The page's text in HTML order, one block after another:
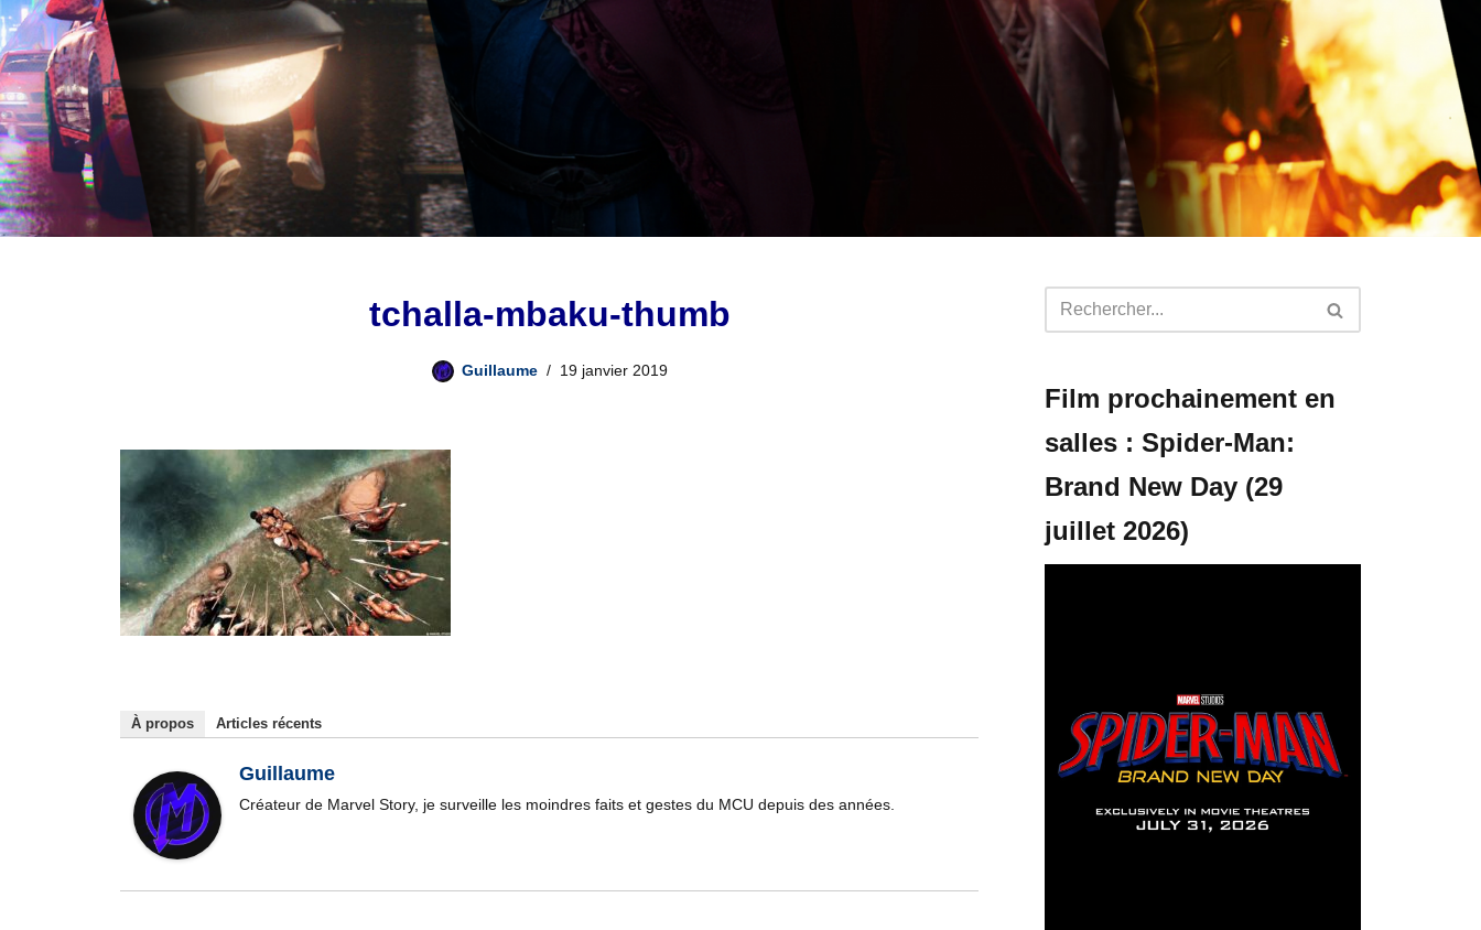
tchalla-mbaku-thumb
Guillaume 19 janvier 2019
À propos Articles récents
Guillaume
Créateur de Marvel Story, je surveille les moindres faits et gestes du MCU depuis des années.
Film prochainement en
salles : Spider-Man:
Brand New Day (29
juillet 2026)